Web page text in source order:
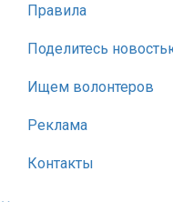
Правила
Поделитесь
Ищем волонтеров
Реклама
Контакты